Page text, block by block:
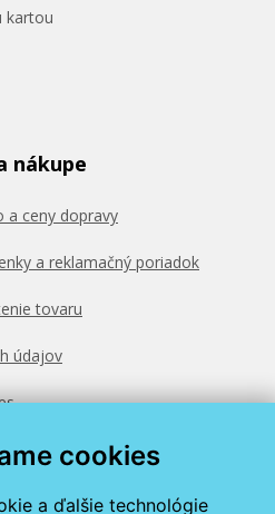
cookies
a ďalšie technológie
kartou
nákupe
a ceny dopravy
a reklamačný poriadok
tovaru
údajov